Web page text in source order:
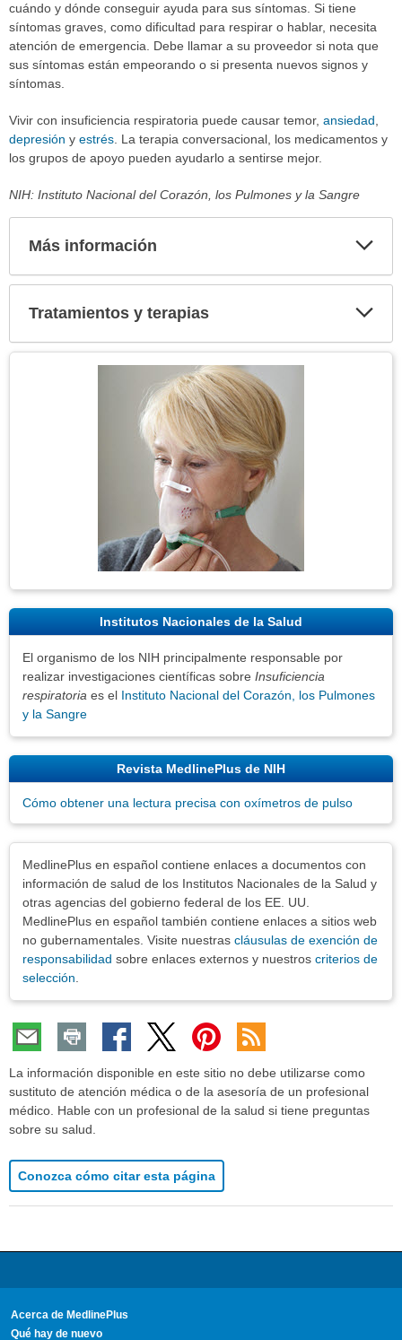
cuándo y dónde conseguir ayuda para sus síntomas. Si tiene
síntomas graves, como dificultad para respirar o hablar, necesita
atención de emergencia. Debe llamar a su proveedor si nota que
sus síntomas están empeorando o si presenta nuevos signos y
síntomas.
Vivir con insuficiencia respiratoria puede causar temor, ansiedad
depresión y estrés . La terapia conversacional, los medicamentos y
los grupos de apoyo pueden ayudarlo a sentirse mejor.
NIH: Instituto Nacional del Corazón, los Pulmones y la Sangre
Más información
Tratamientos y terapias
Institutos Nacionales de la Salud
El organismo de los NIH principalmente responsable por
realizar investigaciones científicas sobre Insuficiencia
respiratoria es el Instituto Nacional del Corazón, los Pulmones
y la Sangre
Revista MedlinePlus de NIH
Cómo obtener una lectura precisa con oxímetros de pulso
MedlinePlus en español contiene enlaces a documentos con
información de salud de los Institutos Nacionales de la Salud y
otras agencias del gobierno federal de los EE. UU.
MedlinePlus en español también contiene enlaces a sitios web
no gubernamentales. Visite nuestras cláusulas de exención de
responsabilidad sobre enlaces externos y nuestros criterios de
selección
La información disponible en este sitio no debe utilizarse como
sustituto de atención médica o de la asesoría de un profesional
médico. Hable con un profesional de la salud si tiene preguntas
sobre su salud.
Conozca cómo citar esta página
Acerca de MedlinePlus
Qué hay de nuevo